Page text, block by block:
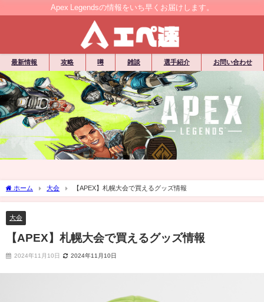
Apex Legendsの情報をいち早くお届けします。
最新情報 攻略 噂 雑談 選手紹介 お問い合わせ
ホーム 大会 【APEX】札幌大会で買えるグッズ情報
大会
【APEX】札幌大会で買えるグッズ情報
2024年11月10日 2024年11月10日